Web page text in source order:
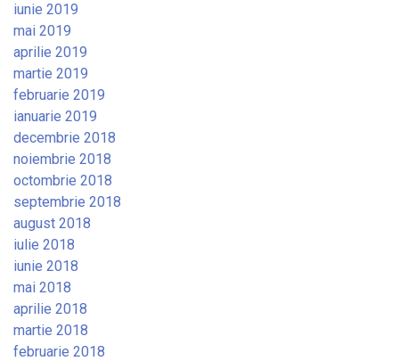
iunie 2019
mai 2019
aprilie 2019
martie 2019
februarie 2019
ianuarie 2019
decembrie 2018
noiembrie 2018
octombrie 2018
septembrie 2018
august 2018
iulie 2018
iunie 2018
mai 2018
aprilie 2018
martie 2018
februarie 2018